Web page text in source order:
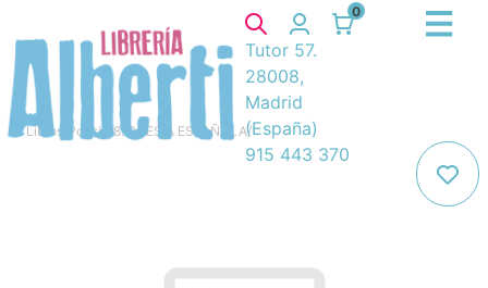
0
Tutor 57.
28008,
Madrid
(España)
915 443 370
Libros Poesía /8. POESIA ESPAÑOLA/